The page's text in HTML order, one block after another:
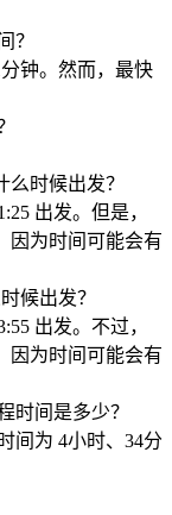
？
钟。然而，最快
时候出发？
出发。但是，
因为时间可能会有
候出发？
出发。不过，
因为时间可能会有
时间是多少？
间为 4小时、34分